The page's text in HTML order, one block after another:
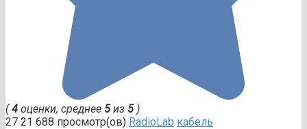
(4 оценки, среднее 5из 5)
27 21 688 просмотр(ов) RadioLab кабель